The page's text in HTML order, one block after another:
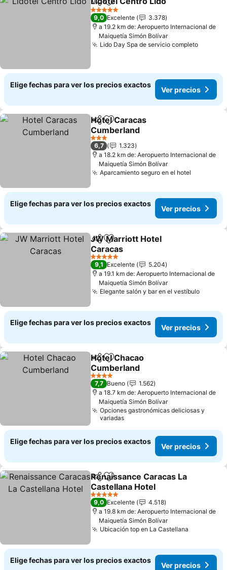
CompartirAgregar a favoritos
5 Estrellas
9,0 Excelente
3.378
a 19.2 km de: Aeropuerto Internacional de
Maiquetía Simón Bolívar
Lido Day Spa de servicio completoVer
Elige fechas para ver los precios exactos
Ver precios
CompartirAgregar a favoritos
Hotel Caracas
Cumberland
Ver precios
3 Estrellas
6,7
1.323
a 18.2 km de: Aeropuerto Internacional de
Maiquetía Simón Bolívar
Aparcamiento seguro en el hotel
Elige fechas para ver los precios exactos
Ver precios
CompartirAgregar a favoritos
JW Marriott Hotel
Caracas
Ver precios
5 Estrellas
9,1 Excelente
5.204
a 19.1 km de: Aeropuerto Internacional de
Maiquetía Simón Bolívar
Elegante salón y bar en el vestíbuloVer
Elige fechas para ver los precios exactos
Ver precios
CompartirAgregar a favoritos
Hotel Chacao
Cumberland
Ver precios
4 Estrellas
7,7 Bueno
1.562
a 18.7 km de: Aeropuerto Internacional de
Maiquetía Simón Bolívar
Opciones gastronómicas deliciosas y
variadas
Elige fechas para ver los precios exactos
Ver precios
CompartirAgregar a favoritos
Renaissance Caracas La
Castellana Hotel
Ver precios
5 Estrellas
9,0 Excelente
4.518
a 19.8 km de: Aeropuerto Internacional de
Maiquetía Simón Bolívar
Ubicación top en La Castellana
Elige fechas para ver los precios exactos
Ver precios